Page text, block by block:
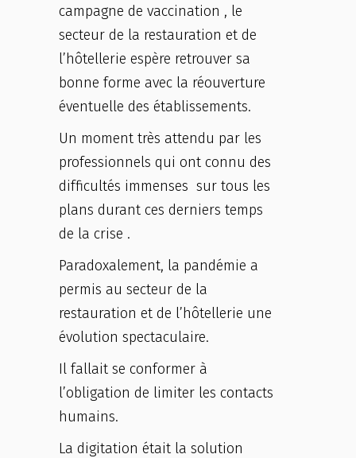
campagne de vaccination , le
secteur de la restauration et de
l’hôtellerie espère retrouver sa
bonne forme avec la réouverture
éventuelle des établissements.
Un moment très attendu par les
professionnels qui ont connu des
difficultés immenses sur tous les
plans durant ces derniers temps
de la crise .
Paradoxalement, la pandémie a
permis au secteur de la
restauration et de l’hôtellerie une
évolution spectaculaire.
Il fallait se conformer à
l’obligation de limiter les contacts
humains.
La digitation était la solution